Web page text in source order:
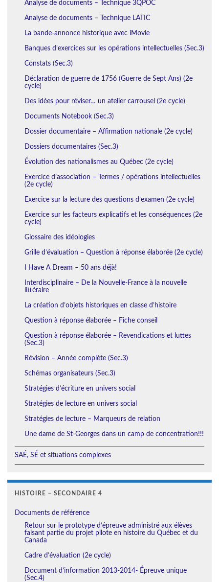
Analyse de documents – Technique 3QPOC
Analyse de documents – Technique LATIC
La bande-annonce historique avec iMovie
Banques d’exercices sur les opérations intellectuelles (Sec.3)
Constats (Sec.3)
Déclaration de guerre de 1756 (Guerre de Sept Ans) (2e
cycle)
Des idées pour réviser… un atelier carrousel (2e cycle)
Documents Notebook (Sec.3)
Dossier documentaire – Affirmation nationale (2e cycle)
Dossiers documentaires (Sec.3)
Évolution des nationalismes au Québec (2e cycle)
Exercice d’association – Termes / opérations intellectuelles
(2e cycle)
Exercice sur la lecture des questions d’examen (2e cycle)
Exercice sur les facteurs explicatifs et les conséquences (2e
cycle)
Glossaire des idéologies
Grille d’évaluation – Question à réponse élaborée (2e cycle)
I Have A Dream – 50 ans déjà!
Interdisciplinaire – De la Nouvelle-France à la nouvelle
littéraire
La création d’objets historiques en classe d’histoire
Question à réponse élaborée – Fiche conseil
Question à réponse élaborée – Revendications et luttes
(Sec.3)
Révision – Année complète (Sec.3)
Schémas organisateurs (Sec.3)
Stratégies d’écriture en univers social
Stratégies de lecture en univers social
Stratégies de lecture – Marqueurs de relation
Une dame de St-Georges dans un camp de concentration!!!
SAÉ, SÉ et situations complexes
HISTOIRE – SECONDAIRE 4
Documents de référence
Retour sur le prototype d’épreuve administré aux élèves
faisant partie du projet pilote en histoire du Québec et du
Canada
Cadre d’évaluation (2e cycle)
Document d’information 2013-2014- Épreuve unique
(Sec.4)